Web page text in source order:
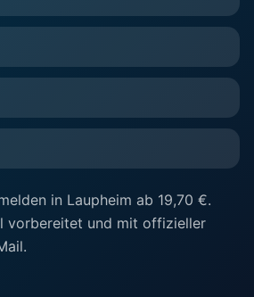
in Laupheim ab 19,70 €.
vorbereitet und mit offizieller